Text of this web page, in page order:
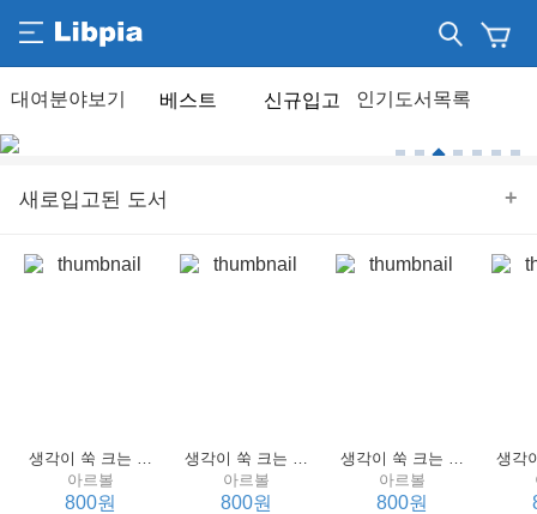
베스트 신규입고
새로입고된 도서 +
생각이 쑥 크는 세계 명작 4 : 언어 편
아르볼
800원
생각이 쑥 크는 세계 명작 3 : 언어 편
아르볼
800원
생각이 쑥 크는 세계 명작 2 : 언어 편
아르볼
800원